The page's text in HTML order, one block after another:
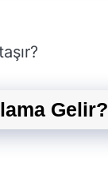
Gelir?